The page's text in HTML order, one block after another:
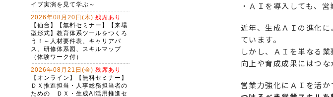
・ＡＩを導入しても、
近年、生成ＡＩの進化
ています。
しかし、ＡＩを単なる
向上や育成成果にはつな
営業力強化にＡＩを活か